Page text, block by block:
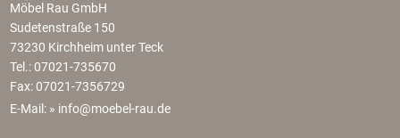
Möbel Rau GmbH
Sudetenstraße 150
73230 Kirchheim unter Teck
Tel.: 07021-735670
Fax: 07021-7356729
E-Mail: » info@moebel-rau.de